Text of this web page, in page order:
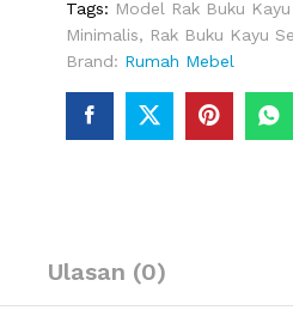
Tags: Model Rak Buku
Minimalis, Rak Buku Kayu
Brand: Rumah Mebel
Ulasan (0)